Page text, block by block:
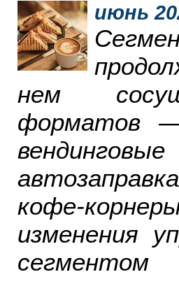
июнь
нем
форматов
кофе-
изменения